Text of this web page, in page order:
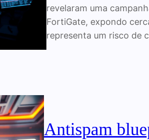
revelaram uma
FortiGate, expondo
representa um risco de
Antispam